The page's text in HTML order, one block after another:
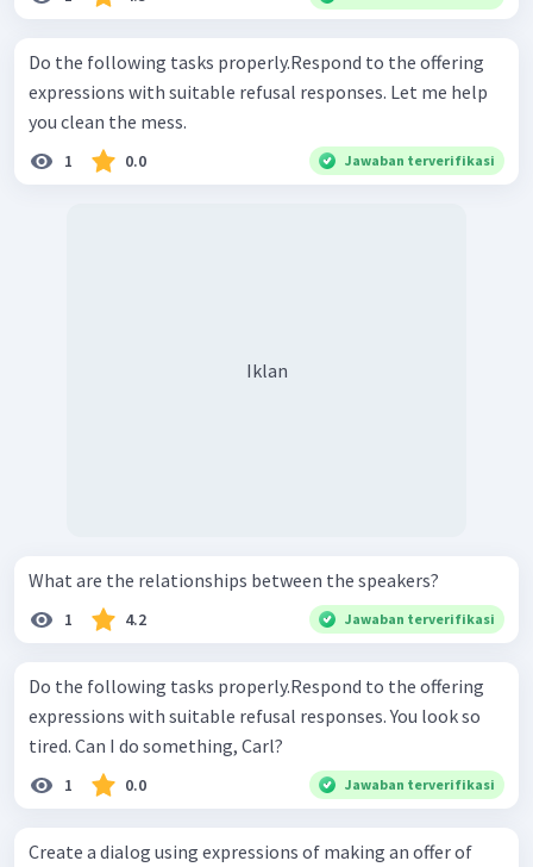
Do the following tasks properly.Respond to the offering
expressions with suitable refusal responses. Let me help
you clean the mess.
1 0.0 Jawaban terverifikasi
Iklan
What are the relationships between the speakers?
1 4.2 Jawaban terverifikasi
Do the following tasks properly.Respond to the offering
expressions with suitable refusal responses. You look so
tired. Can I do something, Carl?
1 0.0 Jawaban terverifikasi
Create a dialog using expressions of making an offer of